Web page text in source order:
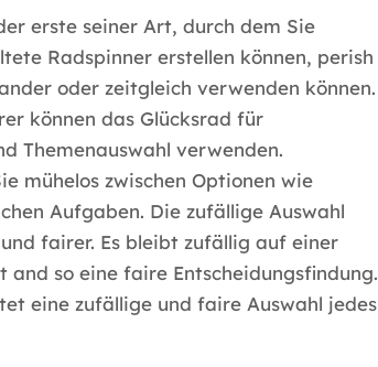
erste seiner Art, durch dem Sie
Radspinner erstellen können, perish
oder zeitgleich verwenden können.
können das Glücksrad für
Themenauswahl verwenden.
mühelos zwischen Optionen wie
Aufgaben. Die zufällige Auswahl
fairer. Es bleibt zufällig auf einer
and so eine faire Entscheidungsfindung.
eine zufällige und faire Auswahl jedes